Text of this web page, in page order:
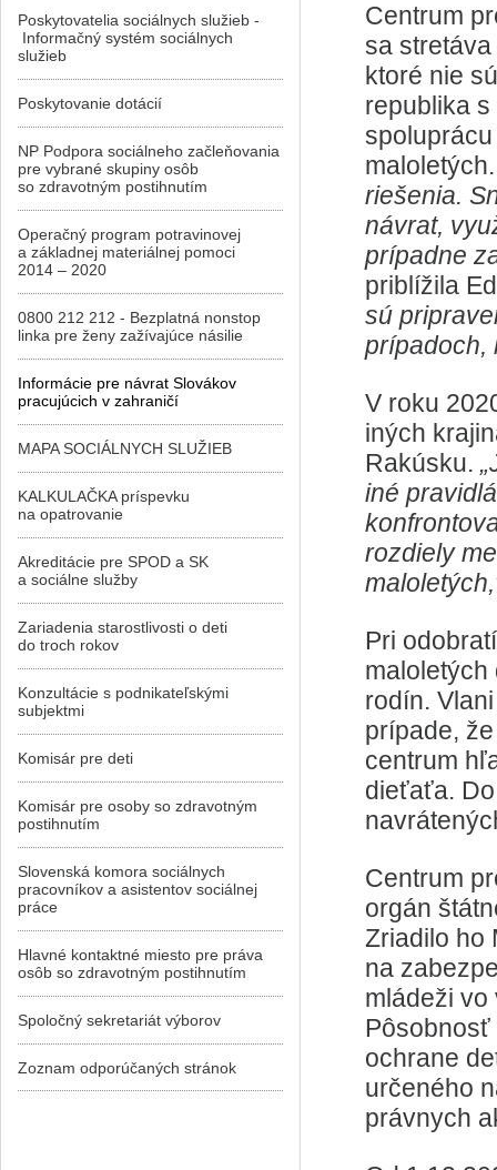
Centrum
sa
ktoré nie
republika
riešenia.
návrat,
prípadne
priblížila
sú
prípadoch,
V roku
iných
Rakúsku.
iné
rozdiely
Pri
maloletých
rodín.
prípade,
centrum
dieťaťa.
Centrum
orgán
Zriadilo ho
na
mládeži
ochrane
určeného
právnych
Poskytovatelia sociálnych služieb -
Informačný systém sociálnych
služieb
Poskytovanie dotácií
NP Podpora sociálneho začleňovania
pre vybrané skupiny osôb
so zdravotným postihnutím
Operačný program potravinovej
a základnej materiálnej pomoci
2014 – 2020
0800 212 212 - Bezplatná nonstop
linka pre ženy zažívajúce násilie
Informácie pre návrat Slovákov
pracujúcich v zahraničí
MAPA SOCIÁLNYCH SLUŽIEB
KALKULAČKA príspevku
na opatrovanie
Akreditácie pre SPOD a SK
a sociálne služby
Zariadenia starostlivosti o deti
do troch rokov
Konzultácie s podnikateľskými
subjektmi
Komisár pre deti
Komisár pre osoby so zdravotným
postihnutím
Slovenská komora sociálnych
pracovníkov a asistentov sociálnej
práce
Hlavné kontaktné miesto pre práva
osôb so zdravotným postihnutím
Spoločný sekretariát výborov
Zoznam odporúčaných stránok